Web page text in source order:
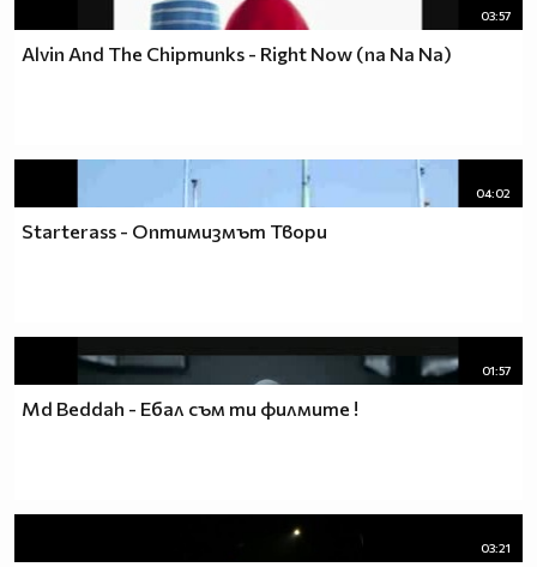
03:57
Alvin And The Chipmunks - Right Now (na Na Na)
04:02
Starterass - Оптимизмът Твори
01:57
Md Beddah - Ебал съм ти филмите !
03:21